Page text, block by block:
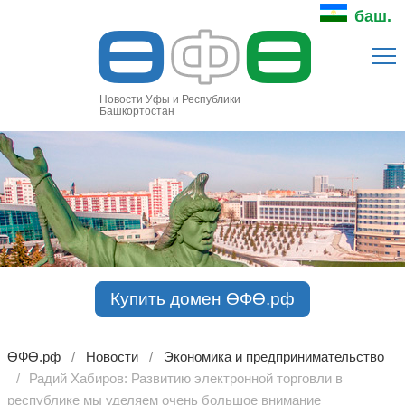
баш.
ӨФӨ
Новости Уфы и Республики
Башкортостан
Купить домен ӨФӨ.рф
ӨФӨ.рф Новости
Экономика и предпринимательство
Радий Хабиров: Развитию электронной торговли в
республике мы уделяем очень большое внимание